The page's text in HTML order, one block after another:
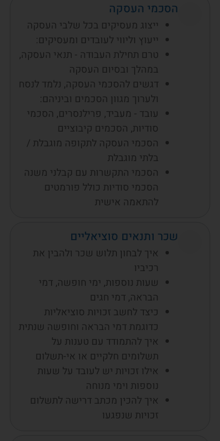
הסכמי העסקה
ייצוג מעסיקים בכל שלבי העסקה
ייעוץ וליווי לעובדים ומעסיקים:
טרם תחילת העבודה - תנאי העסקה,
במהלך ובסיום העסקה
דגשים להסכמי העסקה, נלמד לנסח
ולערוך מגוון הסכמים וביניהם:
עובד - מעביד, פרילנסרים, הסכמי
סודיות, הסכמים קיבוציים
הסכמי העסקה לתקופה מוגבלת /
בלתי מוגבלת
הסכמי התקשרות עם קבלני משנה
הסכמי סודיות כולל פורמטים
להתאמה אישית
שכר ותנאים סוציאליים
איך לבחון תלוש שכר ולהבין את
רכיביו
שעות נוספות, ימי חופשה, דמי
הבראה, דמי חגים
כיצד לחשב זכויות סוציאליות
כדוגמת דמי הבראה וחופשה שנתית
איך להתמודד עם טענות על
תשלומים חלקיים או אי-תשלום
אילו זכויות יש לעובד על שעות
נוספות וימי מנוחה
איך להכין מכתב דרישה לתשלום
זכויות שנפגעו